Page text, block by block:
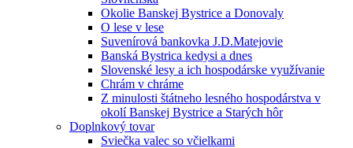
Okolie Banskej Bystrice a Donovaly
O lese v lese
Suvenírová bankovka J.D.Matejovie
Banská Bystrica kedysi a dnes
Slovenské lesy a ich hospodárske využívanie
Chrám v chráme
Z minulosti štátneho lesného hospodárstva v
okolí Banskej Bystrice a Starých hôr
Doplnkový tovar
Sviečka valec so včielkami